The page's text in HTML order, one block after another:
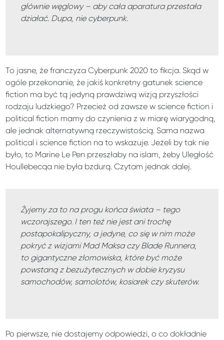
głównie węglowy – aby cała aparatura przestała
działać. Dupa, nie cyberpunk.
To jasne, że franczyza Cyberpunk 2020 to fikcja. Skąd w
ogóle przekonanie, że jakiś konkretny gatunek science
fiction ma być tą jedyną prawdziwą wizją przyszłości
rodzaju ludzkiego? Przecież od zawsze w science fiction i
political fiction mamy do czynienia z w miarę wiarygodną,
ale jednak alternatywną rzeczywistością. Sama nazwa
political i science fiction na to wskazuje. Jeżeli by tak nie
było, to Marine Le Pen przeszłaby na islam, żeby Uległość
Houllebecqa nie była bzdurą. Czytam jednak dalej.
Żyjemy za to na progu końca świata – tego
wczorajszego. I ten też nie jest ani trochę
postapokalipyczny, a jedyne, co się w nim może
pokryć z wizjami Mad Maksa czy Blade Runnera,
to gigantyczne złomowiska, które być może
powstaną z bezużytecznych w dobie kryzysu
samochodów, samolotów, kosiarek czy skuterów.
Po pierwsze, nie dostajemy odpowiedzi, o co dokładnie